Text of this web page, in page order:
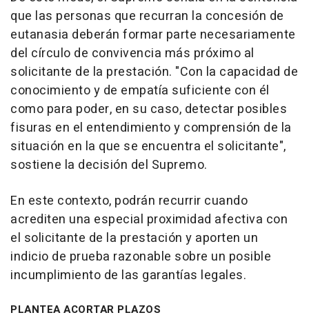
que las personas que recurran la concesión de
eutanasia deberán formar parte necesariamente
del círculo de convivencia más próximo al
solicitante de la prestación. "Con la capacidad de
conocimiento y de empatía suficiente con él
como para poder, en su caso, detectar posibles
fisuras en el entendimiento y comprensión de la
situación en la que se encuentra el solicitante",
sostiene la decisión del Supremo.
En este contexto, podrán recurrir cuando
acrediten una especial proximidad afectiva con
el solicitante de la prestación y aporten un
indicio de prueba razonable sobre un posible
incumplimiento de las garantías legales.
PLANTEA ACORTAR PLAZOS